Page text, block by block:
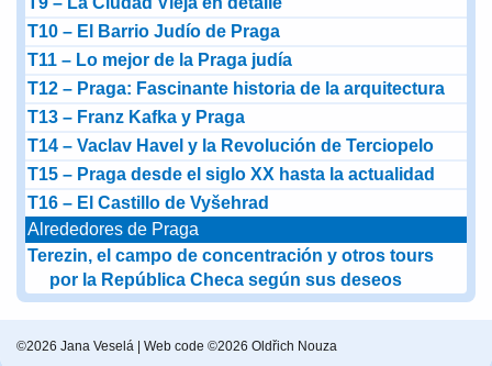
T10 – El Barrio Judío de Praga
T11 – Lo mejor de la Praga judía
T12 – Praga: Fascinante historia de la arquitectura
T13 – Franz Kafka y Praga
T14 – Vaclav Havel y la Revolución de Terciopelo
T15 – Praga desde el siglo XX hasta la actualidad
T16 – El Castillo de Vyšehrad
Alrededores de Praga
Terezin, el campo de concentración y otros tours
por la República Checa según sus deseos
©2026 Jana Veselá | Web code ©2026 Oldřich Nouza